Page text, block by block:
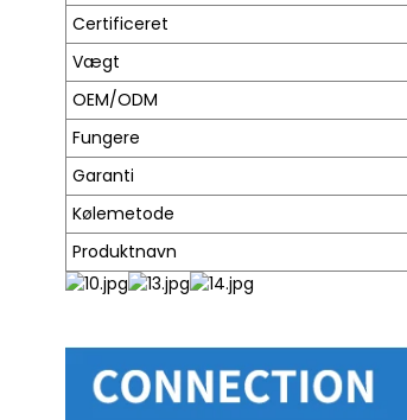
Certificeret
Vægt
OEM/ODM
Fungere
Garanti
Kølemetode
Produktnavn